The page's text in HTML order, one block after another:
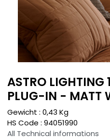
ASTRO
PLUG-IN - MATT
Gewicht : 0,43 Kg
HS Code : 94051990
All Technical informations